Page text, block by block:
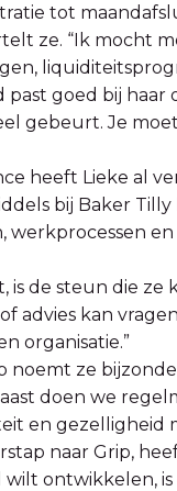
tot
ze. “Ik mocht
goed bij haar
gebeurt. Je
heeft Lieke al
bij Baker
werkprocessen
de steun die ze
advies kan
organisatie.”
noemt ze
doen we
en gezelligheid
naar Grip,
ontwikkelen,